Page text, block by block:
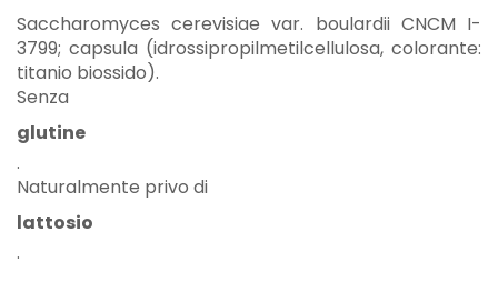
Saccharomyces cerevisiae var. boulardii CNCM I-
3799; capsula (idrossipropilmetilcellulosa, colorante:
titanio biossido).
Senza
glutine
.
Naturalmente privo di
lattosio
.